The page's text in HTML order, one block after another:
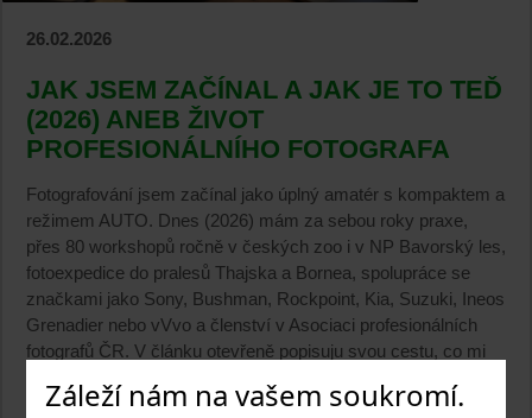
Záleží nám na vašem soukromí.
26.02.2026
JAK JSEM ZAČÍNAL A JAK JE TO TEĎ
(2026) ANEB ŽIVOT
PROFESIONÁLNÍHO FOTOGRAFA
Fotografování jsem začínal jako úplný amatér s kompaktem a
režimem AUTO. Dnes (2026) mám za sebou roky praxe,
přes 80 workshopů ročně v českých zoo i v NP Bavorský les,
fotoexpedice do pralesů Thajska a Bornea, spolupráce se
značkami jako Sony, Bushman, Rockpoint, Kia, Suzuki, Ineos
Grenadier nebo vVvo a členství v Asociaci profesionálních
fotografů ČR. V článku otevřeně popisuju svou cestu, co mi
práce a na jaké technice dnes stojím – od Sony